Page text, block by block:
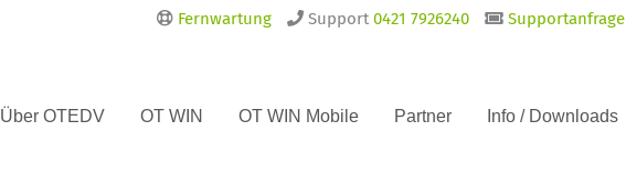
Fernwartung Support 0421 7926240 Supportanfrage
Über OTEDV OT WIN OT WIN Mobile Partner Info / Downloads